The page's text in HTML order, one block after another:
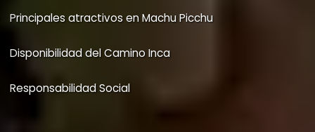
Principales atractivos en Machu Picchu
Disponibilidad del Camino Inca
Responsabilidad Social